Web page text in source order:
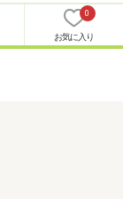
0
お気に入り